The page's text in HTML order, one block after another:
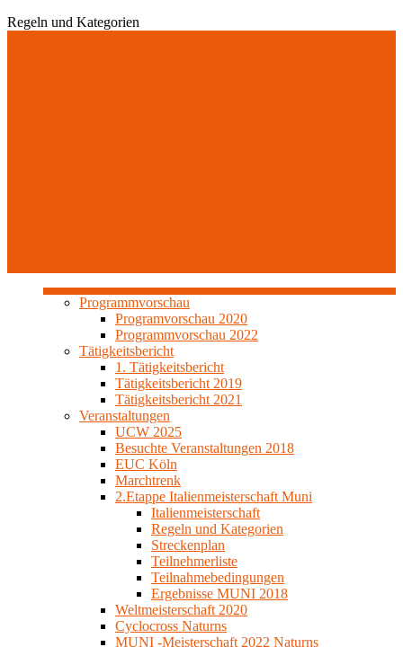
Regeln und Kategorien
Programmvorschau
Programvorschau 2020
Programmvorschau 2022
Tätigkeitsbericht
1. Tätigkeitsbericht
Tätigkeitsbericht 2019
Tätigkeitsbericht 2021
Veranstaltungen
UCW 2025
Besuchte Veranstaltungen 2018
EUC Köln
Marchtrenk
2.Etappe Italienmeisterschaft Muni
Italienmeisterschaft
Regeln und Kategorien
Streckenplan
Teilnehmerliste
Teilnahmebedingungen
Ergebnisse MUNI 2018
Weltmeisterschaft 2020
Cyclocross Naturns
MUNI -Meisterschaft 2022 Naturns